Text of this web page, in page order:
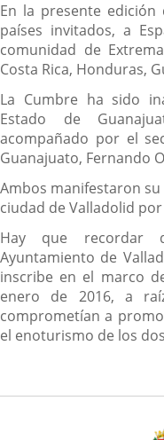
En la presente edición
países invitados, a
comunidad de
Costa Rica, Honduras,
La Cumbre ha sido
Estado de
acompañado por el
Guanajuato, Fernando
Ambos manifestaron
ciudad de Valladolid
Hay que recordar
Ayuntamiento de
inscribe en el marco
enero de 2016, a
comprometían a
el enoturismo de los